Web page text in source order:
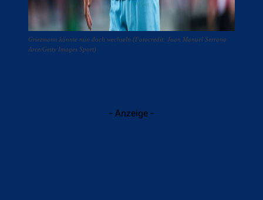
Griezmann könnte nun doch wechseln (Fotocredit: Juan Manuel Serrano
Arce/Getty Images Sport)
- Anzeige -